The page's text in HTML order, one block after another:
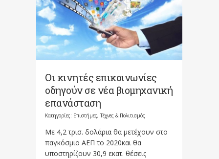
Οι κινητές επικοινωνίες
οδηγούν σε νέα βιομηχανική
επανάσταση
Κατηγορίες: Επιστήμες, Τέχνες & Πολιτισμός
Με 4,2 τρισ. δολάρια θα μετέχουν στο
παγκόσμιο ΑΕΠ το 2020και θα
υποστηρίζουν 30,9 εκατ. θέσεις